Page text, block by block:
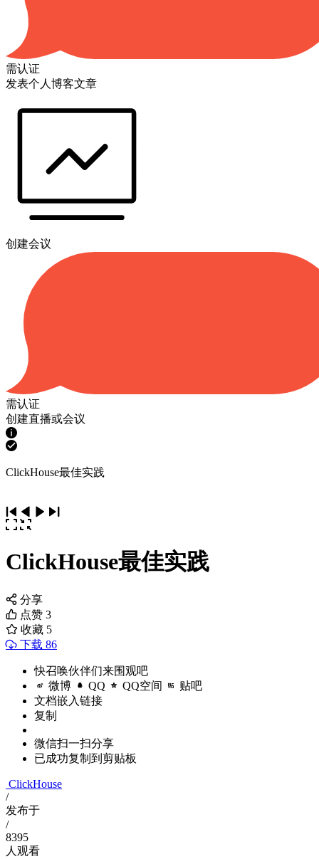
需认证
发表个人博客文章
创建会议
需认证
创建直播或会议
ClickHouse最佳实践
ClickHouse最佳实践
分享
点赞 3
收藏 5
下载 86
快召唤伙伴们来围观吧
微博 QQ QQ空间 贴吧
文档嵌入链接
复制
微信扫一扫分享
已成功复制到剪贴板
ClickHouse
/
发布于
/
8395
人观看